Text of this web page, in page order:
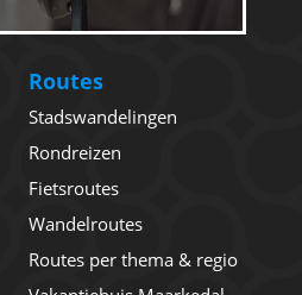
Routes
Stadswandelingen
Rondreizen
Fietsroutes
Wandelroutes
Routes per thema & regio